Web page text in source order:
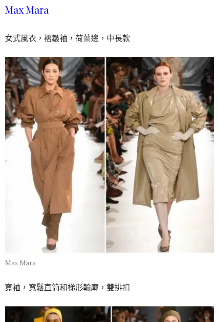
Max Mara
女式風衣，褶皺袖，荷葉邊，中長款
Max Mara
寬袖，寬鬆直筒和梯形輪廓，雙排扣